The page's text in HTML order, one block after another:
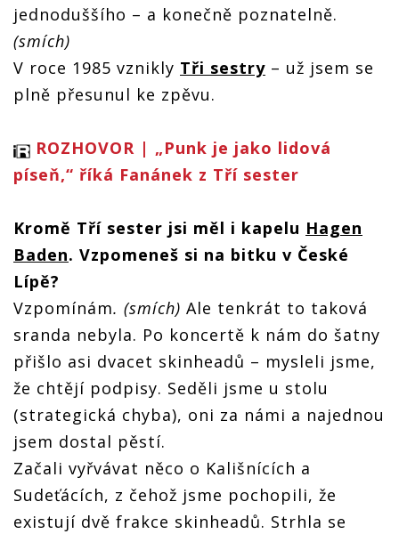
jednoduššího – a konečně poznatelně.
(smích)
V roce 1985 vznikly Tři sestry – už jsem se
plně přesunul ke zpěvu.
ROZHOVOR | „Punk je jako lidová
píseň,“ říká Fanánek z Tří sester
Kromě Tří sester jsi měl i kapelu Hagen
Baden. Vzpomeneš si na bitku v České
Lípě?
Vzpomínám. (smích) Ale tenkrát to taková
sranda nebyla. Po koncertě k nám do šatny
přišlo asi dvacet skinheadů – mysleli jsme,
že chtějí podpisy. Seděli jsme u stolu
(strategická chyba), oni za námi a najednou
jsem dostal pěstí.
Začali vyřvávat něco o Kališnících a
Sudeťácích, z čehož jsme pochopili, že
existují dvě frakce skinheadů. Strhla se